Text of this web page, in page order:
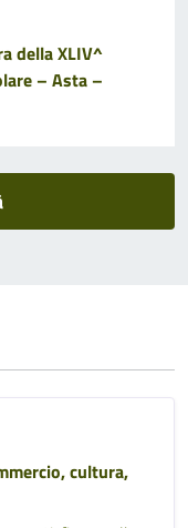
della XLIV^
– Asta –
cultura,